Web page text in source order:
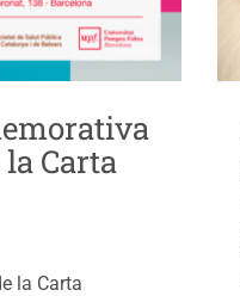
Carta
la Carta